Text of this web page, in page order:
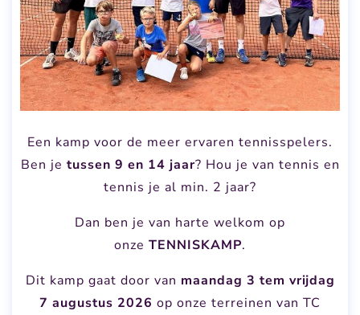
Een kamp voor de meer ervaren tennisspelers.
Ben je tussen 9 en 14 jaar? Hou je van tennis en
tennis je al min. 2 jaar?
Dan ben je van harte welkom op
onze TENNISKAMP.
Dit kamp gaat door van maandag 3 tem vrijdag
7 augustus 2026 op onze terreinen van TC